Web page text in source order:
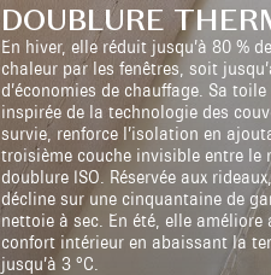
DOUBLURE
En hiver, elle réduit jusqu’à 80 %
chaleur par les fenêtres, soit
d’économies de chauffage. Sa
inspirée de la technologie des
survie, renforce l’isolation en
troisième couche invisible entre le
doublure ISO. Réservée aux
décline sur une cinquantaine de
nettoie à sec. En été, elle améliore
confort intérieur en abaissant la
jusqu’à 3 °C.